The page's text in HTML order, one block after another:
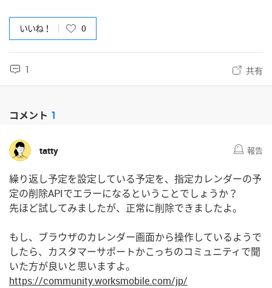
いいね！ 0
1 共有
コメント 1
tatty 報告
繰り返し予定を設定している予定を、指定カレンダーの予
定の削除APIでエラーになるということでしょうか？
先ほど試してみましたが、正常に削除できましたよ。
もし、ブラウザのカレンダー画面から操作しているようで
したら、カスタマーサポートかこっちのコミュニティで聞
いた方が良いと思いますよ。
https://community.worksmobile.com/jp/